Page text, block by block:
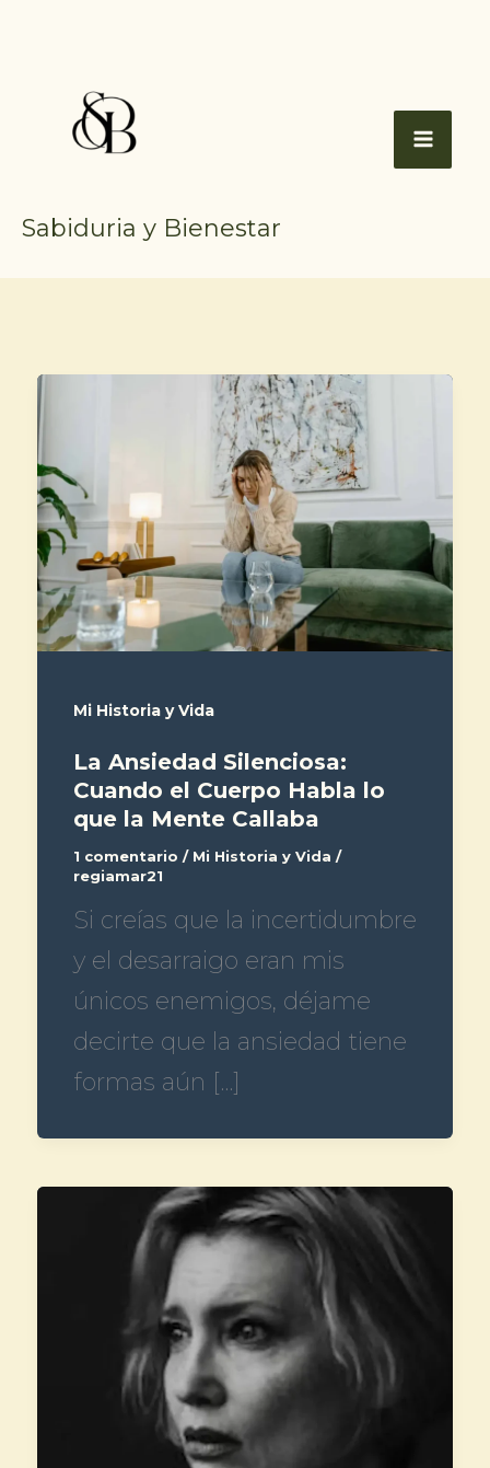
contenido
Sabiduria y Bienestar
Mi Historia y Vida
La Ansiedad Silenciosa:
Cuando el Cuerpo Habla lo
que la Mente Callaba
1 comentario / Mi Historia y Vida /
regiamar21
Si creías que la incertidumbre
y el desarraigo eran mis
únicos enemigos, déjame
decirte que la ansiedad tiene
formas aún […]